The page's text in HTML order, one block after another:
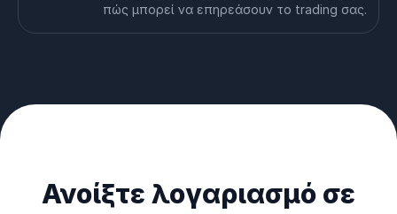
πώς μπορεί να επηρεάσουν το trading σας.
Ανοίξτε λογαριασμό σε